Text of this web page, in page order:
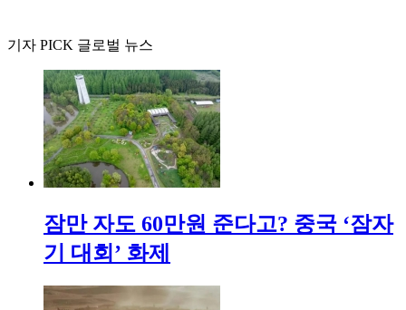
기자 PICK 글로벌 뉴스
잠만 자도 60만원 준다고? 중국 ‘잠자
기 대회’ 화제